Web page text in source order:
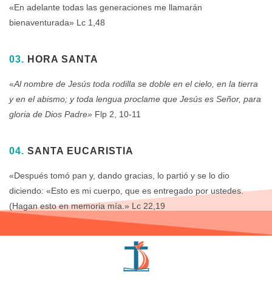
«En adelante todas las generaciones me llamarán
bienaventurada» Lc 1,48
03. HORA SANTA
«Al nombre de Jesús toda rodilla se doble en el cielo, en la tierra
y en el abismo; y toda lengua proclame que Jesús es Señor, para
gloria de Dios Padre» Flp 2, 10-11
04. SANTA EUCARISTIA
«Después tomó pan y, dando gracias, lo partió y se lo dio
diciendo: «Esto es mi cuerpo, que es entregado por ustedes.
(Hagan esto en memoria mía.» Lc 22,19